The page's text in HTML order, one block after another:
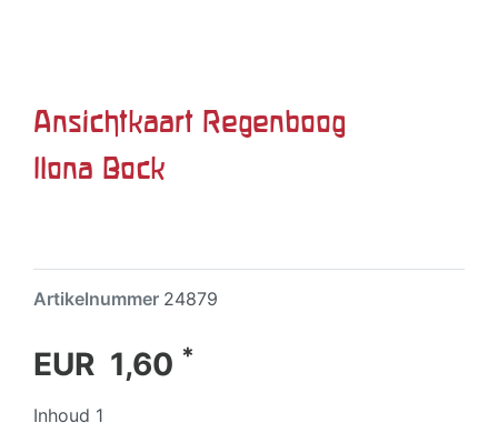
Ansichtkaart Regenboog
Ilona Bock
Artikelnummer 24879
EUR 1,60 *
Inhoud 1